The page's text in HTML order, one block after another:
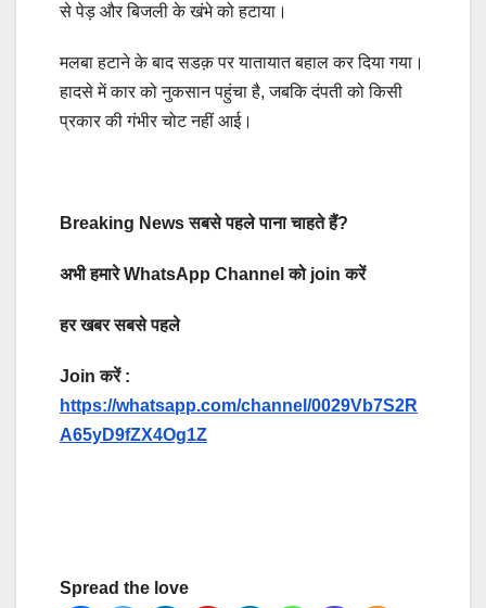
से पेड़ और बिजली के खंभे को हटाया।
मलबा हटाने के बाद सडक़ पर यातायात बहाल कर दिया गया।
हादसे में कार को नुकसान पहुंचा है, जबकि दंपती को किसी
प्रकार की गंभीर चोट नहीं आई।
Breaking News सबसे पहले पाना चाहते हैं?
अभी हमारे WhatsApp Channel को join करें
हर खबर सबसे पहले
Join करें :
https://whatsapp.com/channel/0029Vb7S2R
A65yD9fZX4Og1Z
Spread the love